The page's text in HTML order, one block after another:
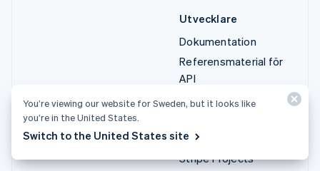
Utvecklare
Dokumentation
Referensmaterial för
API
API-status
Bibliotek och SDK:er
Stripe Projects
You’re viewing our website for Sweden, but it looks like
you’re in the United States.
Switch to the United States site